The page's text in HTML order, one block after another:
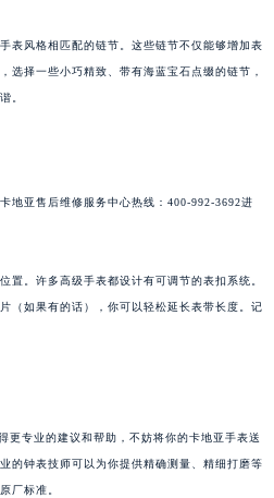
表风格相匹配的链节。这些链节不仅能够增加表
选择一些小巧精致、带有海蓝宝石点缀的链节，
。
地亚售后维修服务中心热线：400-992-3692进
置。许多高级手表都设计有可调节的表扣系统。
（如果有的话），你可以轻松延长表带长度。记
更专业的建议和帮助，不妨将你的卡地亚手表送
的钟表技师可以为你提供精确测量、精细打磨等
厂标准。